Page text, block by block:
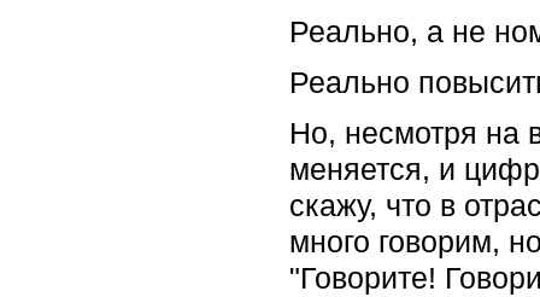
Реально, а не
Реально
Но, несмотря на
меняется, и
скажу, что в
много говорим,
"Говорите!